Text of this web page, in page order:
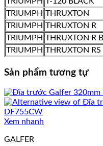
TRIUMPH THRUXTON
TRIUMPH THRUXTON R
TRIUMPH THRUXTON R
TRIUMPH THRUXTON RS
Sản phẩm tương tự
Xem nhanh
GALFER